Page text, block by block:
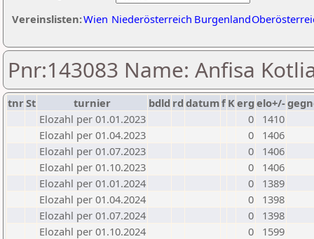
Vereinslisten:Wien Niederösterreich Burgenland
Pnr:143083 Name: Anfisa
tnrSt turnier bdld rd datumf Kerg elo+/-
Elozahl per 01.01.2023
0
1410
Elozahl per 01.04.2023
0
1406
Elozahl per 01.07.2023
0
1406
Elozahl per 01.10.2023
0
1406
Elozahl per 01.01.2024
0
1389
Elozahl per 01.04.2024
0
1398
Elozahl per 01.07.2024
0
1398
Elozahl per 01.10.2024
0
1599